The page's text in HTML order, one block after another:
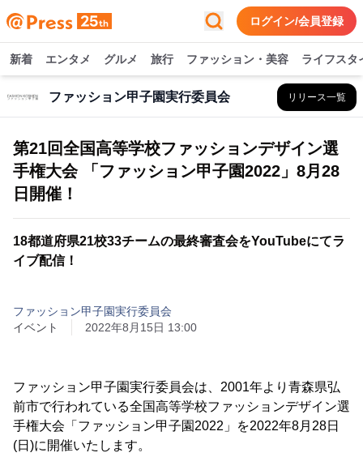
ログイン/会員登録
新着 エンタメ グルメ 旅行 ファッション・美容 ライフスタ
ファッション甲子園実行委員会 リリース一覧
第21回全国高等学校ファッションデザイン選
手権大会 「ファッション甲子園2022」8月28
日開催！
18都道府県21校33チームの最終審査会をYouTubeにてラ
イブ配信！
ファッション甲子園実行委員会
イベント
2022年8月15日 13:00
ファッション甲子園実行委員会は、2001年より青森県弘
前市で行われている全国高等学校ファッションデザイン選
手権大会「ファッション甲子園2022」を2022年8月28日
(日)に開催いたします。